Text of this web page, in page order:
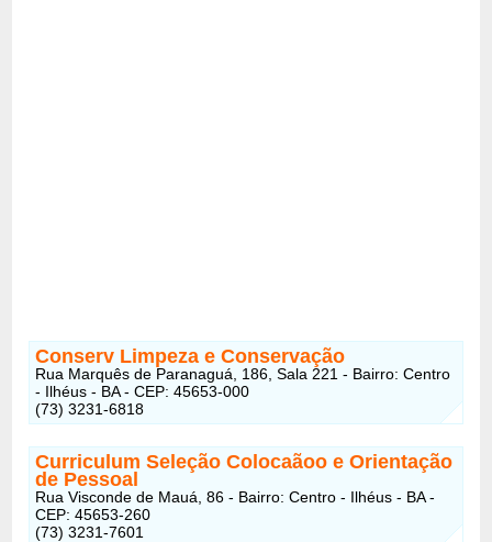
Conserv Limpeza e Conservação
Rua Marquês de Paranaguá, 186, Sala 221 - Bairro: Centro
- Ilhéus - BA - CEP: 45653-000
(73) 3231-6818
Curriculum Seleção Colocaãoo e Orientação
de Pessoal
Rua Visconde de Mauá, 86 - Bairro: Centro - Ilhéus - BA -
CEP: 45653-260
(73) 3231-7601